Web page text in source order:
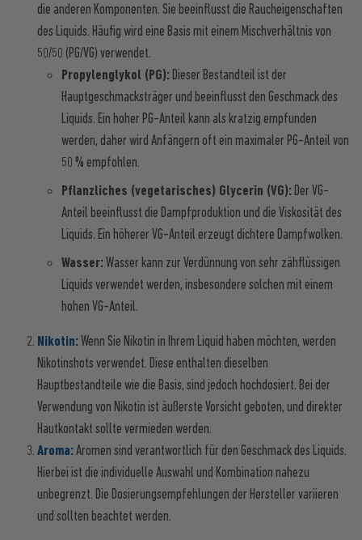
die anderen Komponenten. Sie beeinflusst die Raucheigenschaften
des Liquids. Häufig wird eine Basis mit einem Mischverhältnis von
50/50 (PG/VG) verwendet.
Propylenglykol (PG): Dieser Bestandteil ist der
Hauptgeschmacksträger und beeinflusst den Geschmack des
Liquids. Ein hoher PG-Anteil kann als kratzig empfunden
werden, daher wird Anfängern oft ein maximaler PG-Anteil von
50 % empfohlen.
Pflanzliches (vegetarisches) Glycerin (VG): Der VG-
Anteil beeinflusst die Dampfproduktion und die Viskosität des
Liquids. Ein höherer VG-Anteil erzeugt dichtere Dampfwolken.
Wasser: Wasser kann zur Verdünnung von sehr zähflüssigen
Liquids verwendet werden, insbesondere solchen mit einem
hohen VG-Anteil.
Nikotin:Wenn Sie Nikotin in Ihrem Liquid haben möchten, werden
Nikotinshots verwendet. Diese enthalten dieselben
Hauptbestandteile wie die Basis, sind jedoch hochdosiert. Bei der
Verwendung von Nikotin ist äußerste Vorsicht geboten, und direkter
Hautkontakt sollte vermieden werden.
Aroma:Aromen sind verantwortlich für den Geschmack des Liquids.
Hierbei ist die individuelle Auswahl und Kombination nahezu
unbegrenzt. Die Dosierungsempfehlungen der Hersteller variieren
und sollten beachtet werden.